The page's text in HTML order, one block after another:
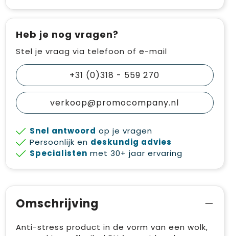
Heb je nog vragen?
Stel je vraag via telefoon of e-mail
+31 (0)318 - 559 270
verkoop@promocompany.nl
Snel antwoord op je vragen
Persoonlijk en deskundig advies
Specialisten met 30+ jaar ervaring
Omschrijving
Anti-stress product in de vorm van een wolk,